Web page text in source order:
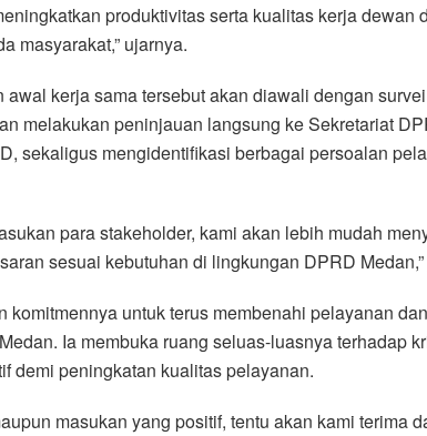
produktivitas serta kualitas kerja dewan
masyarakat,” ujarnya.
awal kerja sama tersebut akan diawali dengan
melakukan peninjauan langsung ke Sekretariat
sekaligus mengidentifikasi berbagai persoalan
para stakeholder, kami akan lebih mudah
sesuai kebutuhan di lingkungan DPRD
komitmennya untuk terus membenahi pelayanan
Ia membuka ruang seluas-luasnya terhadap
demi peningkatan kualitas pelayanan.
masukan yang positif, tentu akan kami terima